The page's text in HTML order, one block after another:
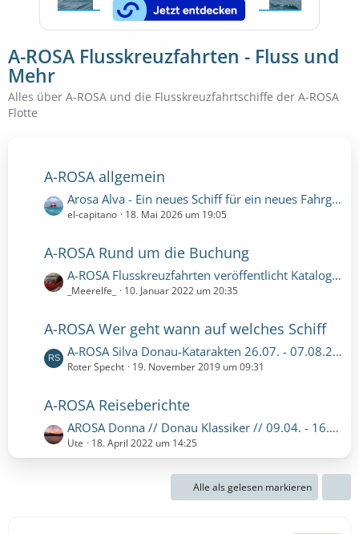
A-ROSA Flusskreuzfahrten - Fluss und
Mehr
Alles über A-ROSA und die Flusskreuzfahrtschiffe der A-ROSA
Flotte
A-ROSA allgemein
L
e
z
t
e
B
i
r
e
Arosa Alva - Ein neues Schiff für ein neues Fahrgebiet: Portugal
el-capitano 18. Mai 2026 um 19:05
A-ROSA Rund um die Buchung
L
e
z
t
e
B
i
r
A-ROSA Flusskreuzfahrten veröffentlicht Katalog 2022
_Meerelfe_ 10. Januar 2022 um 20:35
A-ROSA Wer geht wann auf welches Schiff
L
e
z
t
e
B
e
A-ROSA Silva Donau-Katarakten 26.07. - 07.08.2020
Roter Specht 19. November 2019 um 09:31
A-ROSA Reiseberichte
L
e
t
AROSA Donna // Donau Klassiker // 09.04. - 16.04.2022
Ute 18. April 2022 um 14:25
Alle als gelesen markieren